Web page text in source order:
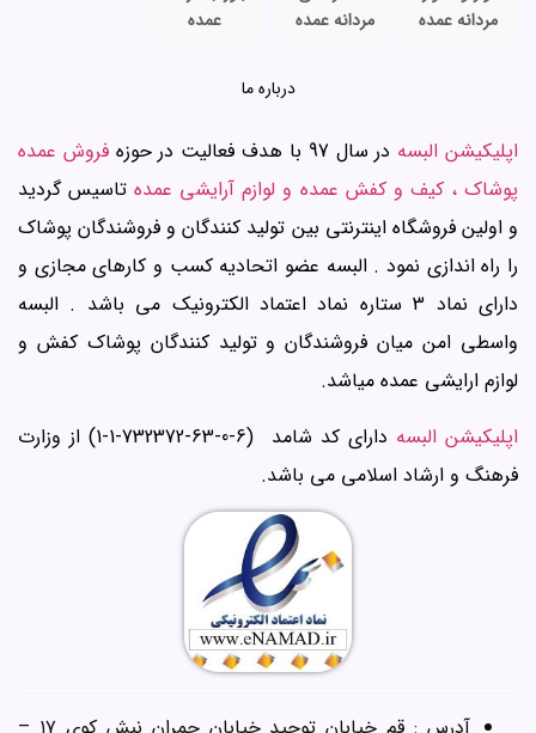
مردانه عمده
مردانه عمده
عمده
درباره ما
اپلیکیشن البسه در سال 97 با هدف فعالیت در حوزه
فروش عمده
پوشاک ، کیف و کفش عمده و لوازم آرایشی عمدهتاسیس گردید
و اولین فروشگاه اینترنتی بین تولید کنندگان و فروشندگان پوشاک
را راه اندازی نمود . البسه عضو اتحادیه کسب و کارهای مجازی و
دارای نماد 3 ستاره نماد اعتماد الکترونیک می باشد . البسه
واسطی امن میان فروشندگان و تولید کنندگان پوشاک کفش و
لوازم ارایشی عمده میاشد.
اپلیکیشن البسه
دارای کد شامد (6-0-63-732372-1-1) از وزارت
فرهنگ و ارشاد اسلامی می باشد.